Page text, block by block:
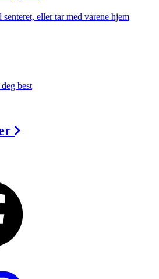
eller tar med varene hjem
best